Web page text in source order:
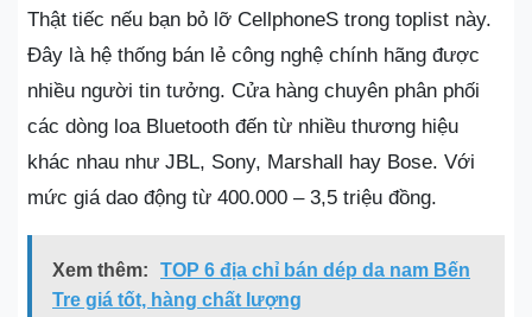
Thật tiếc nếu bạn bỏ lỡ CellphoneS trong toplist này.
Đây là hệ thống bán lẻ công nghệ chính hãng được
nhiều người tin tưởng. Cửa hàng chuyên phân phối
các dòng loa Bluetooth đến từ nhiều thương hiệu
khác nhau như JBL, Sony, Marshall hay Bose. Với
mức giá dao động từ 400.000 – 3,5 triệu đồng.
Xem thêm:
TOP 6 địa chỉ bán dép da nam Bến
Tre giá tốt, hàng chất lượng